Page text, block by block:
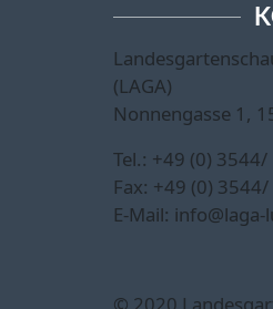
(LAGA)
Nonnengasse 1,
Tel.: +49 (0)
Fax: +49 (0)
E-Mail: